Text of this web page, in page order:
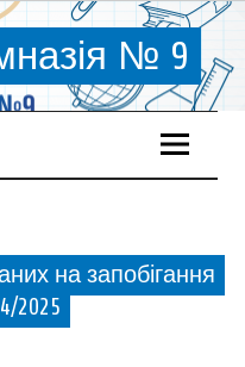
№ 9
на запобігання
2025